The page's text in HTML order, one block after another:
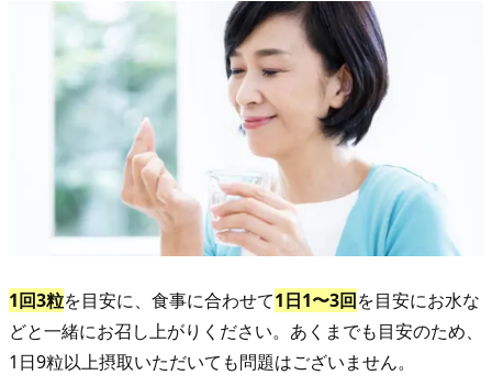
1回3粒を目安に、食事に合わせて1日1〜3回を目安にお水な
どと一緒にお召し上がりください。あくまでも目安のため、
1日9粒以上摂取いただいても問題はございません。